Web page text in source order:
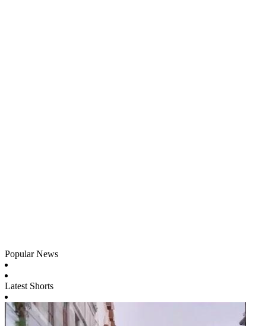
Popular News
Latest Shorts